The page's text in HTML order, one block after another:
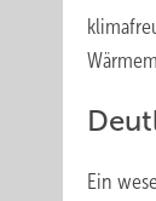
Ein